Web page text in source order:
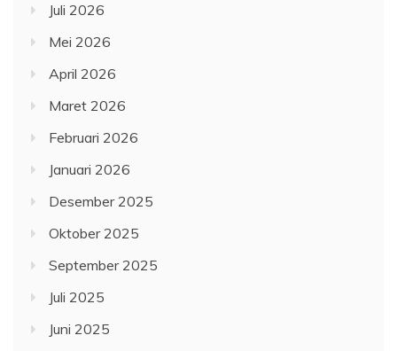
Juli 2026
Mei 2026
April 2026
Maret 2026
Februari 2026
Januari 2026
Desember 2025
Oktober 2025
September 2025
Juli 2025
Juni 2025